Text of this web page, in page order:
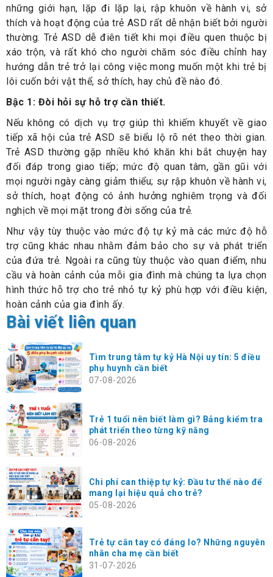
những giới hạn, lặp đi lặp lại, rập khuôn về hành vi, sở
thích và hoạt động của trẻ ASD rất dễ nhận biết bởi người
thường. Trẻ ASD dễ điên tiết khi mọi điều quen thuộc bị
xáo trộn, và rất khó cho người chăm sóc điều chỉnh hay
hướng dẫn trẻ trở lại công việc mong muốn một khi trẻ bị
lôi cuốn bởi vật thể, sở thích, hay chủ đề nào đó.
Bậc 1: Đòi hỏi sự hỗ trợ cần thiết.
Nếu không có dịch vụ trợ giúp thì khiếm khuyết về giao
tiếp xã hội của trẻ ASD sẽ biểu lộ rõ nét theo thời gian.
Trẻ ASD thường gặp nhiều khó khăn khi bắt chuyện hay
đối đáp trong giao tiếp; mức độ quan tâm, gần gũi với
mọi người ngày càng giảm thiểu; sự rập khuôn về hành vi,
sở thích, hoạt động có ảnh hưởng nghiêm trọng và đối
nghịch về mọi mặt trong đời sống của trẻ.
Như vậy tùy thuộc vào mức độ tự kỷ mà các mức độ hỗ
trợ cũng khác nhau nhằm đảm bảo cho sự và phát triển
của đứa trẻ. Ngoài ra cũng tùy thuộc vào quan điểm, nhu
cầu và hoàn cảnh của mỗi gia đình mà chúng ta lựa chọn
hình thức hỗ trợ cho trẻ nhỏ tự kỷ phù hợp với điều kiện,
hoàn cảnh của gia đình ấy.
Bài viết liên quan
Tìm trung tâm tự kỷ Hà Nội uy tín: 5 điều
phụ huynh cần biết
07-08-2026
Trẻ 1 tuổi nên biết làm gì? Bảng kiểm tra
phát triển theo từng kỹ năng
06-08-2026
Chi phí can thiệp tự kỷ: Đầu tư thế nào để
mang lại hiệu quả cho trẻ?
05-08-2026
Trẻ tự cắn tay có đáng lo? Những nguyên
nhân cha mẹ cần biết
31-07-2026